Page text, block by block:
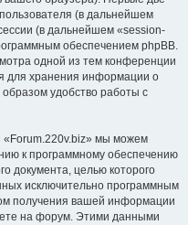
(в дальнейшем
(в дальнейшем «session-
обеспечением phpBB.
одной из тем конференции
для хранения информации о
удобство работы с
«Forum.220v.biz» мы можем
к программному обеспечению
документа, целью которого
исключительно программным
получения вашей информации
на форум. Этими данными